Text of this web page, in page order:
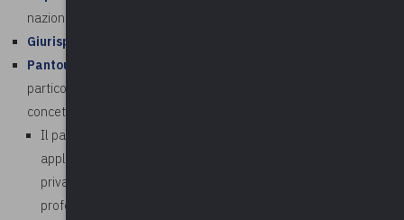
nazionale anticorruzione
Giurisprudenza amministrativa
Pantouflage
particolare riferimento alle conseguenze della violazione, al
concetto di potere autoritativo o negoziale.
Il pantouflage nel PNA 2022: ambito soggettivo di
applicazione, l’esercizio di poteri autoritativi e negoziali, i
privati destinatari dei poteri, l’attività lavorativa o
professionale in destinazione, la vigilanza da parte della